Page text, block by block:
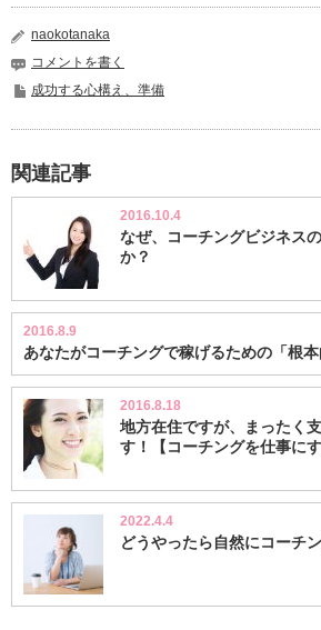
naokotanaka
コメントを書く
成功する心構え、準備
関連記事
2016.10.4
なぜ、コーチングビジネス
か？
2016.8.9
あなたがコーチングで稼げるための「根本
2016.8.18
地方在住ですが、まったく
す！【コーチングを仕事にす
2022.4.4
どうやったら自然にコーチ